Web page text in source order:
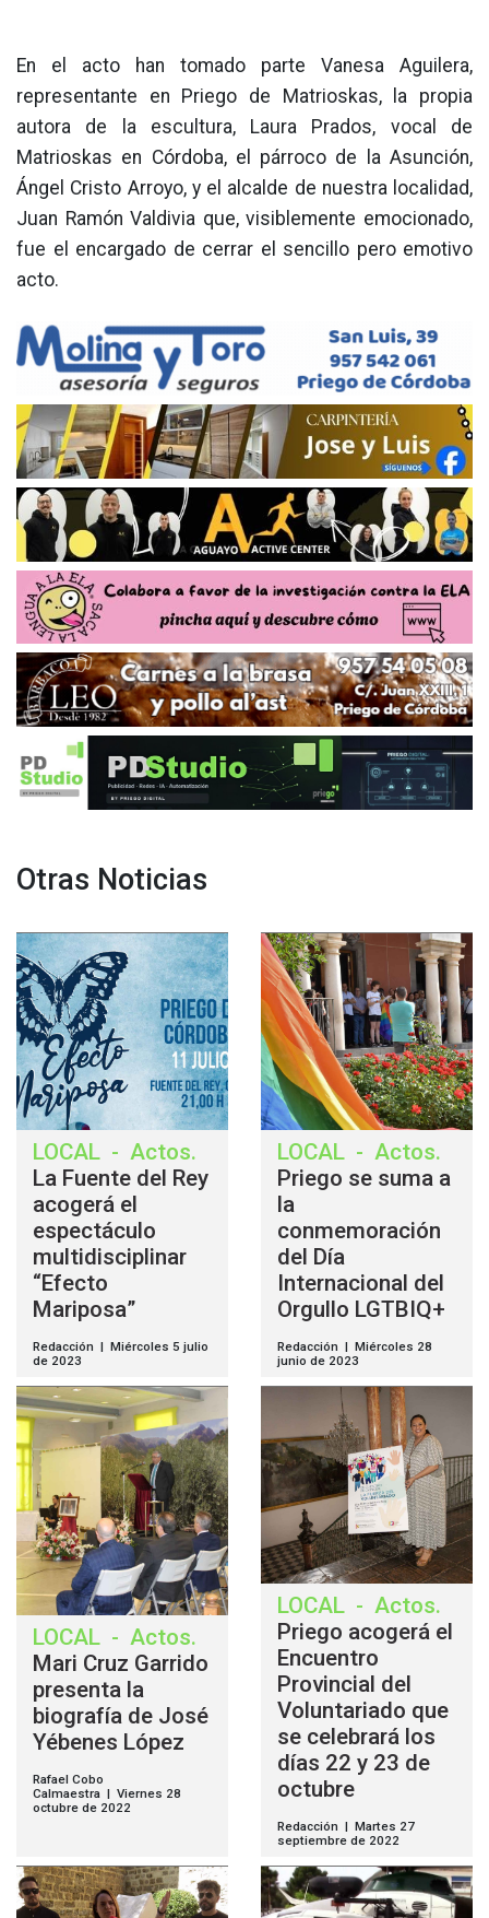
En el acto han tomado parte Vanesa Aguilera,
representante en Priego de Matrioskas, la propia
autora de la escultura, Laura Prados, vocal de
Matrioskas en Córdoba, el párroco de la Asunción,
Ángel Cristo Arroyo, y el alcalde de nuestra localidad,
Juan Ramón Valdivia que, visiblemente emocionado,
fue el encargado de cerrar el sencillo pero emotivo
acto.
Otras Noticias
LOCAL - Actos.
La Fuente del Rey
acogerá el
espectáculo
multidisciplinar
“Efecto
Mariposa”
Redacción | Miércoles 5 julio
de 2023
LOCAL - Actos.
Priego se suma a
la
conmemoración
del Día
Internacional del
Orgullo LGTBIQ+
Redacción | Miércoles 28
junio de 2023
LOCAL - Actos.
Mari Cruz Garrido
presenta la
biografía de José
Yébenes López
Rafael Cobo
Calmaestra | Viernes 28
octubre de 2022
LOCAL - Actos.
Priego acogerá el
Encuentro
Provincial del
Voluntariado que
se celebrará los
días 22 y 23 de
octubre
Redacción | Martes 27
septiembre de 2022